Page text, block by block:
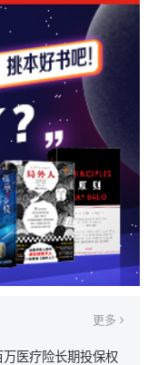
更多
医疗险长期投保权